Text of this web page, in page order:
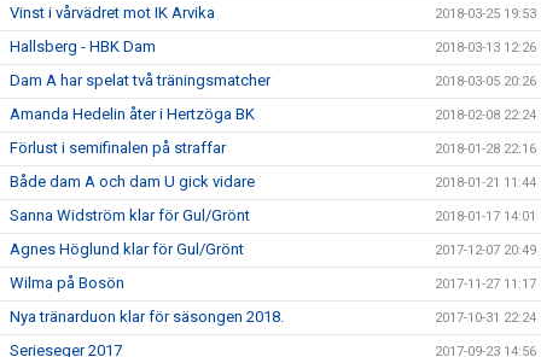
Vinst i vårvädret mot IK Arvika 2018-03-25 19:53
Hallsberg - HBK Dam 2018-03-13 12:26
Dam A har spelat två träningsmatcher 2018-03-05 20:26
Amanda Hedelin åter i Hertzöga BK 2018-02-08 22:24
Förlust i semifinalen på straffar 2018-01-28 22:16
Både dam A och dam U gick vidare 2018-01-21 11:44
Sanna Widström klar för Gul/Grönt 2018-01-17 14:01
Agnes Höglund klar för Gul/Grönt 2017-12-07 20:49
Wilma på Bosön 2017-11-27 11:17
Nya tränarduon klar för säsongen 2018. 2017-10-31 22:24
Serieseger 2017 2017-09-23 14:56